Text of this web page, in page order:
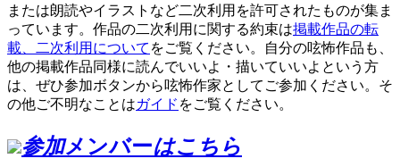
または朗読やイラストなど二次利用を許可されたものが集ま
っています。作品の二次利用に関する約束は掲載作品の転
載、二次利用について をご覧ください。自分の呟怖作品も、
他の掲載作品同様に読んでいいよ・描いていいよという方
は、ぜひ参加ボタンから呟怖作家としてご参加ください。そ
の他ご不明なことはガイド をご覧ください。
参加メンバーはこちら